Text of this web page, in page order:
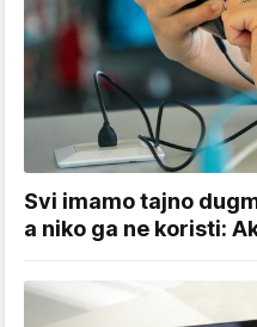
Svi imamo tajno
a niko ga ne koristi: